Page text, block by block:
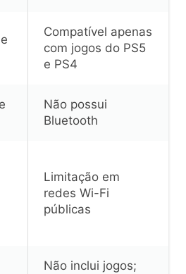
Compatível apenas
com jogos do PS5
e PS4
Não possui
Bluetooth
Limitação em
redes Wi-Fi
públicas
Não inclui jogos;